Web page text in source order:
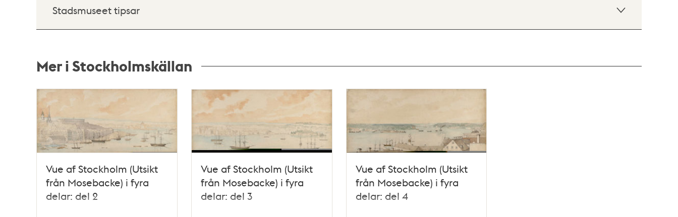
Stadsmuseet tipsar
Mer i Stockholmskällan
Relaterade
poster
och
teman
Vue af Stockholm (Utsikt
från Mosebacke) i fyra
delar: del 2
Vue af Stockholm (Utsikt
från Mosebacke) i fyra
delar: del 3
Vue af Stockholm (Utsikt
från Mosebacke) i fyra
delar: del 4